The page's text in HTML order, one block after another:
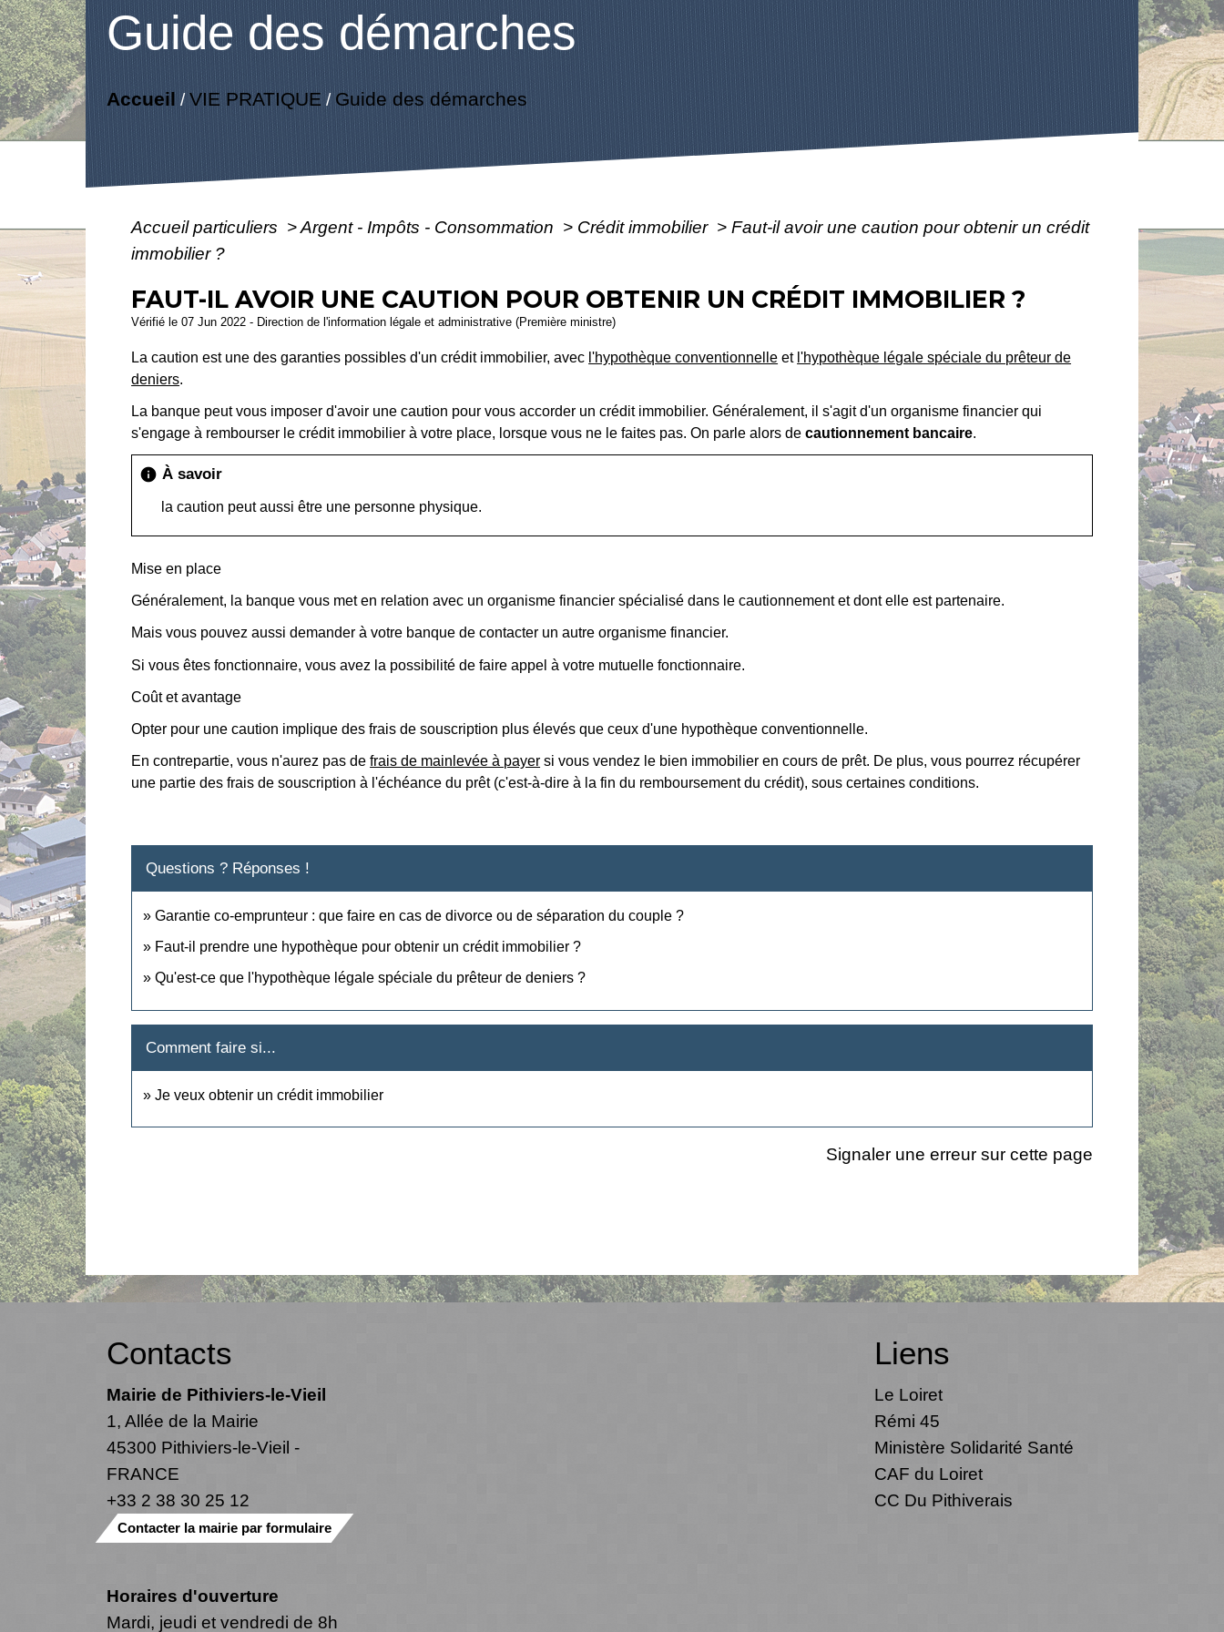
Guide des démarches
Accueil /VIE PRATIQUE/ Guide des démarches
Accueil particuliers >Argent - Impôts - Consommation > Crédit immobilier > Faut-il avoir une caution pour obtenir un crédit
immobilier ?
FAUT-IL AVOIR UNE CAUTION POUR OBTENIR UN CRÉDIT IMMOBILIER ?
Vérifié le 07 Jun 2022 - Direction de l'information légale et administrative (Première ministre)
La caution est une des garanties possibles d'un crédit immobilier, avec l'hypothèque conventionnelle et l'hypothèque légale spéciale du prêteur de
deniers.
La banque peut vous imposer d'avoir une caution pour vous accorder un crédit immobilier. Généralement, il s'agit d'un organisme financier qui
s'engage à rembourser le crédit immobilier à votre place, lorsque vous ne le faites pas. On parle alors decautionnement bancaire.
info À savoir
la caution peut aussi être une personne physique.
Mise en place
Généralement, la banque vous met en relation avec un organisme financier spécialisé dans le cautionnement et dont elle est partenaire.
Mais vous pouvez aussi demander à votre banque de contacter un autre organisme financier.
Si vous êtes fonctionnaire, vous avez la possibilité de faire appel à votre mutuelle fonctionnaire.
Coût et avantage
Opter pour une caution implique des frais de souscription plus élevés que ceux d'une hypothèque conventionnelle.
En contrepartie, vous n'aurez pas defrais de mainlevée à payer si vous vendez le bien immobilier en cours de prêt. De plus, vous pourrez récupérer
une partie des frais de souscription à l'échéance du prêt (c'est-à-dire à la fin du remboursement du crédit), sous certaines conditions.
Questions ? Réponses !
Garantie co-emprunteur : que faire en cas de divorce ou de séparation du couple ?
Faut-il prendre une hypothèque pour obtenir un crédit immobilier ?
Qu'est-ce que l'hypothèque légale spéciale du prêteur de deniers ?
Comment faire si...
Je veux obtenir un crédit immobilier
Signaler une erreur sur cette page
Contacts
Mairie de Pithiviers-le-Vieil
1, Allée de la Mairie
45300 Pithiviers-le-Vieil -
FRANCE
+33 2 38 30 25 12
Contacter la mairie par formulaire
Horaires d'ouverture
Mardi, jeudi et vendredi de 8h
Liens
Le Loiret
Rémi 45
Ministère Solidarité Santé
CAF du Loiret
CC Du Pithiverais